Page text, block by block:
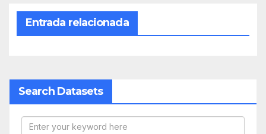
Entrada relacionada
Search Datasets